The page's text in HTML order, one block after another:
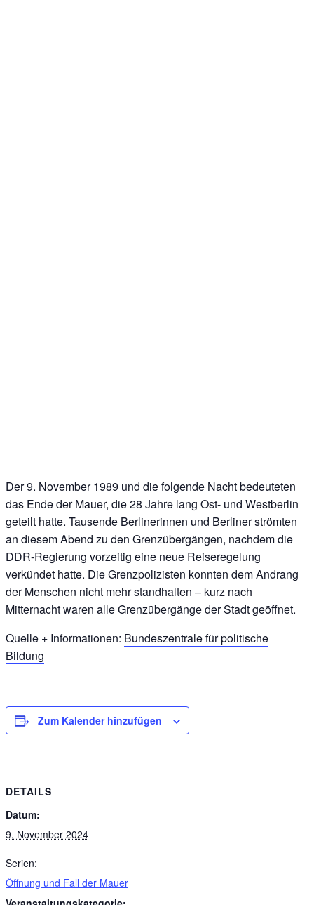
Der 9. November 1989 und die folgende Nacht bedeuteten
das Ende der Mauer, die 28 Jahre lang Ost- und Westberlin
geteilt hatte. Tausende Berlinerinnen und Berliner strömten
an diesem Abend zu den Grenzübergängen, nachdem die
DDR-Regierung vorzeitig eine neue Reiseregelung
verkündet hatte. Die Grenzpolizisten konnten dem Andrang
der Menschen nicht mehr standhalten – kurz nach
Mitternacht waren alle Grenzübergänge der Stadt geöffnet.
Quelle + Informationen: Bundeszentrale für politische
Bildung
Zum Kalender hinzufügen
DETAILS
Datum:
9. November 2024
Serien:
Öffnung und Fall der Mauer